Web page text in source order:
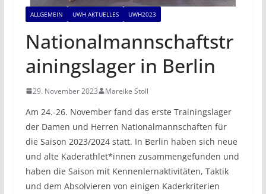
ALLGEMEIN UWH AKTUELLES UWH2023
Nationalmannschaftstr
ainingslager in Berlin
29. November 2023 Mareike Stoll
Am 24.-26. November fand das erste Trainingslager
der Damen und Herren Nationalmannschaften für
die Saison 2023/2024 statt. In Berlin haben sich neue
und alte Kaderathlet*innen zusammengefunden und
haben die Saison mit Kennenlernaktivitäten, Taktik
und dem Absolvieren von einigen Kaderkriterien